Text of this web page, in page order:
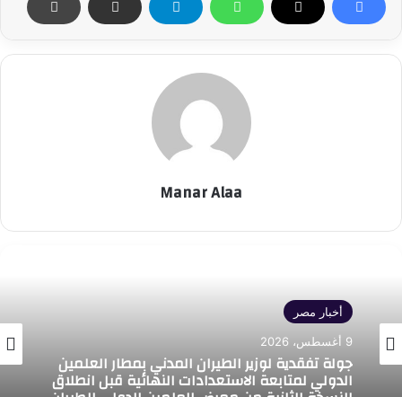
Manar Alaa
أخبار مصر
9 أغسطس، 2026
جولة تفقدية لوزير الطيران المدني بمطار العلمين
الدولي لمتابعة الاستعدادات النهائية قبل انطلاق